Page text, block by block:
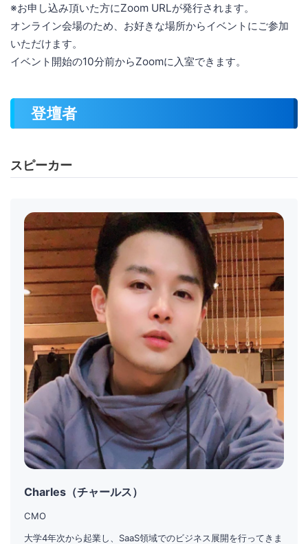
※お申し込み頂いた方にZoom URLが発行されます。
オンライン会場のため、お好きな場所からイベントにご参加
いただけます。
イベント開始の10分前からZoomに入室できます。
登壇者
スピーカー
Charles（チャールス）
CMO
大学4年次から起業し、SaaS領域でのビジネス展開を行ってきま